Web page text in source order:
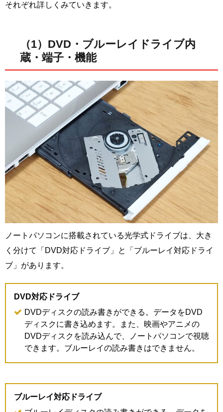
それぞれ詳しくみていきます。
（1）DVD・ブルーレイドライブ内
蔵・端子・機能
ノートパソコンに搭載されている光学式ドライブは、大き
く分けて「DVD対応ドライブ」と「ブルーレイ対応ドライ
ブ」があります。
DVD対応ドライブ
DVDディスクの読み書きができる。データをDVD
ディスクに書き込めます。また、映画やアニメの
DVDディスクを読み込んで、ノートパソコンで視聴
できます。ブルーレイの読み書きはできません。
ブルーレイ対応ドライブ